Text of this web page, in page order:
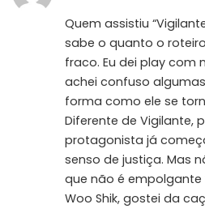
Quem assistiu
sabe o quanto o
fraco. Eu dei play com
achei confuso
forma como ele se
Diferente de Vigilante,
protagonista já
senso de justiça. Mas
que não é
Woo Shik, gostei da